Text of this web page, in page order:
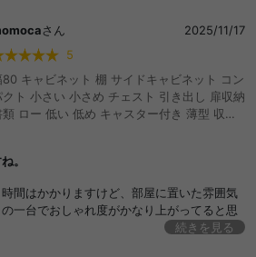
さん
2025/11/17
5
80 キャビネット 棚 サイドキャビネット コン
クト 小さい 小さめ チェスト 引き出し 扉収納
類 ロー 低い 低め キャスター付き 薄型 収納
テレビ台 テレビボード ハイタイプ パソコン
。
間はかかりますけど、部屋に置いた雰囲気
一台でおしゃれ度がかなり上がってると思
続きを見る